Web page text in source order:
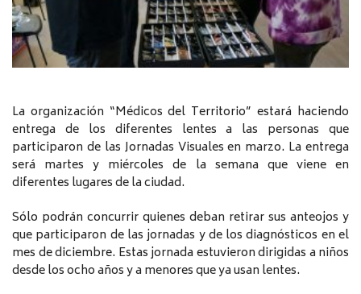
La organización “Médicos del Territorio” estará haciendo
entrega de los diferentes lentes a las personas que
participaron de las Jornadas Visuales en marzo. La entrega
será martes y miércoles de la semana que viene en
diferentes lugares de la ciudad.
Sólo podrán concurrir quienes deban retirar sus anteojos y
que participaron de las jornadas y de los diagnósticos en el
mes de diciembre. Estas jornada estuvieron dirigidas a niños
desde los ocho años y a menores que ya usan lentes.